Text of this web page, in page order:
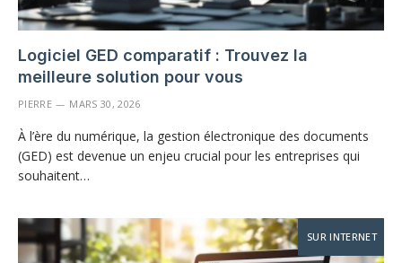
Logiciel GED comparatif : Trouvez la
meilleure solution pour vous
PIERRE MARS 30, 2026
À l’ère du numérique, la gestion électronique des documents
(GED) est devenue un enjeu crucial pour les entreprises qui
souhaitent…
SUR INTERNET